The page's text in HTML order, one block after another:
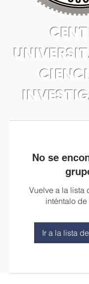
No se
Vuelve a la lista
inténtalo de
Ir a la lista